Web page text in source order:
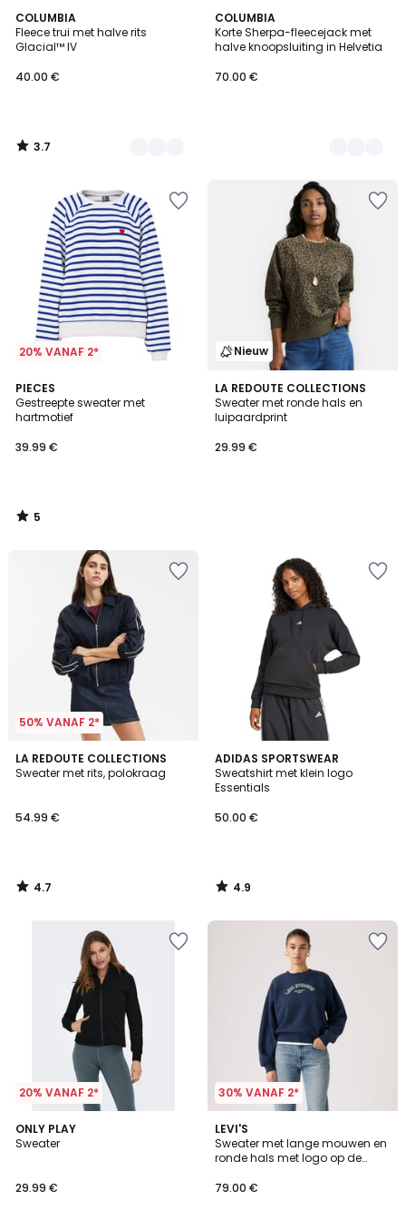
COLUMBIA
Fleece trui met halve rits
Glacial™ IV
40.00 €
3.7
/ 5
2
Kleuren
3.7
/
COLUMBIA
Korte Sherpa-fleecejack met
halve knoopsluiting in Helvetia
70.00 €
2
Kleuren
20% VANAF 2*
PIECES
Gestreepte sweater met
hartmotief
39.99 €
5
/
5
5
/
Nieuw
LA REDOUTE COLLECTIONS
Sweater met ronde hals en
luipaardprint
29.99 €
50% VANAF 2*
LA REDOUTE COLLECTIONS
Sweater met rits, polokraag
54.99 €
4.7
/ 5
4.7
/
ADIDAS SPORTSWEAR
Sweatshirt met klein logo
Essentials
50.00 €
4.9
/ 5
4.9
/
20% VANAF 2*
ONLY PLAY
Sweater
29.99 €
3.9
/ 5
30% VANAF 2*
LEVI'S
Sweater met lange mouwen en
ronde hals met logo op de
79.00 €
5
/
5